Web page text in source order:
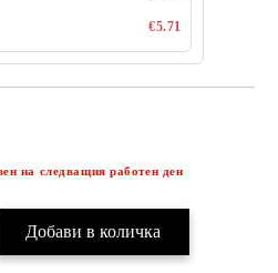
€5.71
на следващия работен ден